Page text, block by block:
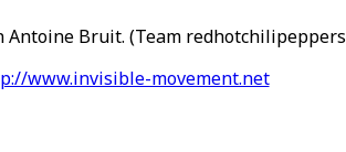
Antoine Bruit. (Team
www.invisible-movement.net